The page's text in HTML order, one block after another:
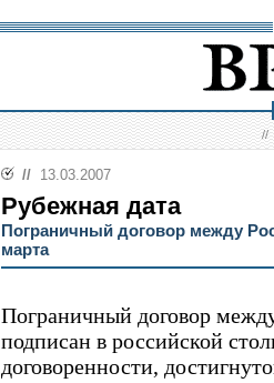
//
// 13.03.2007
Рубежная дата
Пограничный договор между
марта
Пограничный договор
подписан в российской
договоренности,